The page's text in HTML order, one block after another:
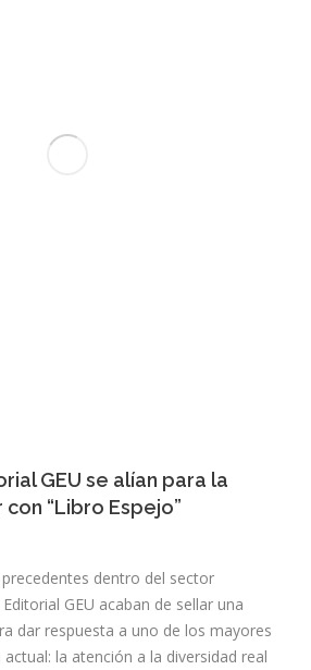
GEU se alían para la
“Libro Espejo”
dentro del sector
GEU acaban de sellar una
dar respuesta a uno de los mayores
la atención a la diversidad real